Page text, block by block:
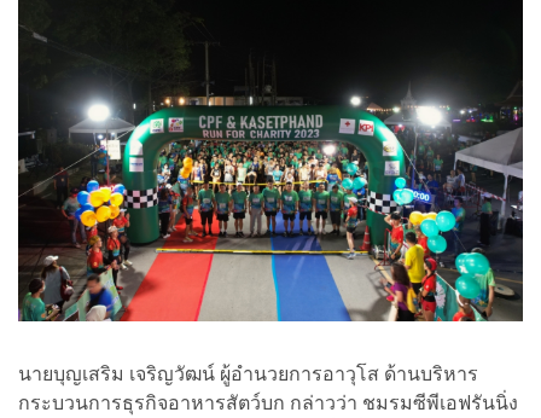
นายบุญเสริม เจริญวัฒน์ ผู้อำนวยการอาวุโส ด้านบริหาร
กระบวนการธุรกิจอาหารสัตว์บก กล่าวว่า ชมรมซีพีเอฟรันนิ่ง